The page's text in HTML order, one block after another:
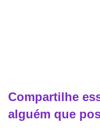
Compartilhe
alguém que